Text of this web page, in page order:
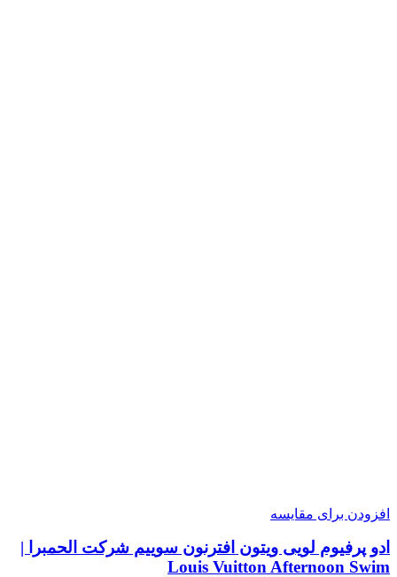
افزودن برای مقایسه
ادو پرفیوم لویی ویتون افترنون سوییم شرکت الحمبرا |
Louis Vuitton Afternoon Swim